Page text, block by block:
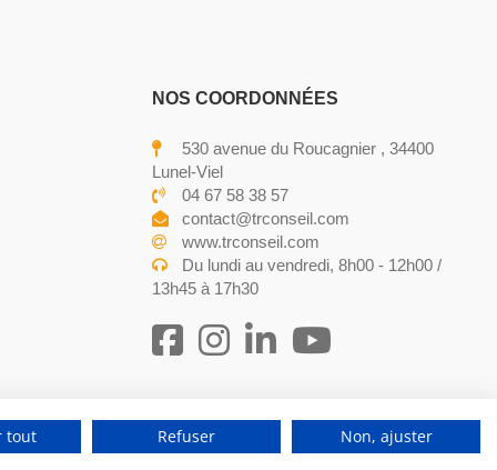
NOS COORDONNÉES
530 avenue du Roucagnier , 34400
Lunel-Viel
04 67 58 38 57
contact@trconseil.com
www.trconseil.com
Du lundi au vendredi, 8h00 - 12h00 /
13h45 à 17h30
tout Refuser Non, ajuster